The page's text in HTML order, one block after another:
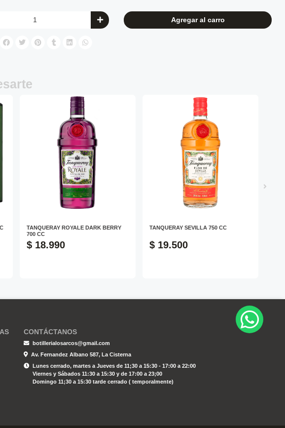
Agregar al carro
TANQUERAY ROYALE DARK BERRY
700 CC
$ 18.990
TANQUERAY SEVILLA 750 CC
$ 19.500
CONTÁCTANOS
botillerialosarcos@gmail.com
Av. Fernandez Albano 587, La Cisterna
Lunes cerrado, martes a Jueves de 11;30 a 15:30 - 17:00 a 22:00
Viernes y Sábados 11:30 a 15:30 y de 17:00 a 23;00
Domingo 11;30 a 15:30 tarde cerrado ( temporalmente)